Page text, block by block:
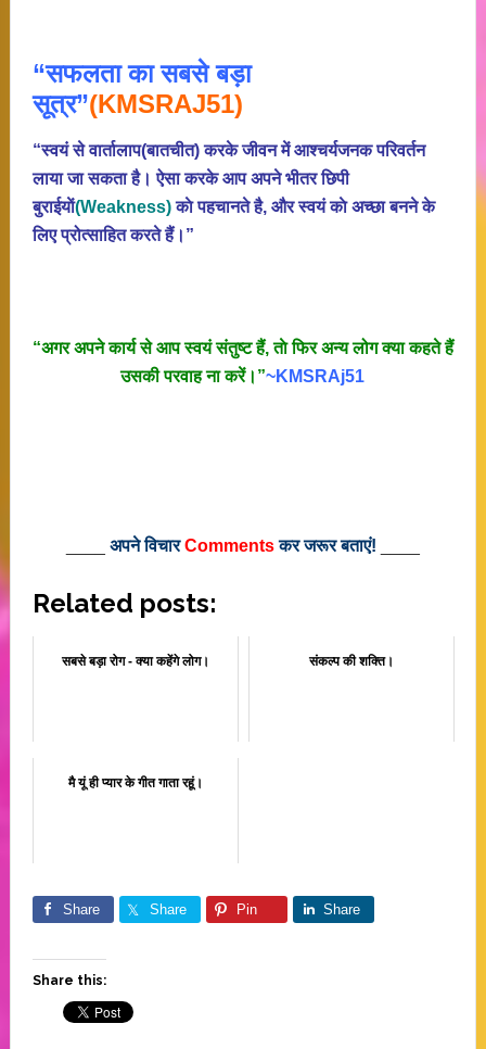
“सफलता का सबसे बड़ा
सूत्र”(KMSRAJ51)
“स्वयं से वार्तालाप(बातचीत) करके जीवन में आश्चर्यजनक परिवर्तन
लाया जा सकता है। ऐसा करके आप अपने भीतर छिपी
बुराईयाें(Weakness)काे पहचानते है, और स्वयं काे अच्छा बनने के
लिए प्रोत्साहित करते हैं।”
“अगर अपने कार्य से आप स्वयं संतुष्ट हैं, ताे फिर अन्य लोग क्या कहते हैं
उसकी परवाह ना करें।”~KMSRAj51
अपने विचारCommentsकर जरूर बताएं!
Related posts:
सबसे बड़ा रोग - क्या कहेंगे लोग। संकल्प की शक्ति।
मै यूं ही प्यार के गीत गाता रहूं।
Share Share Pin Share
Share this: